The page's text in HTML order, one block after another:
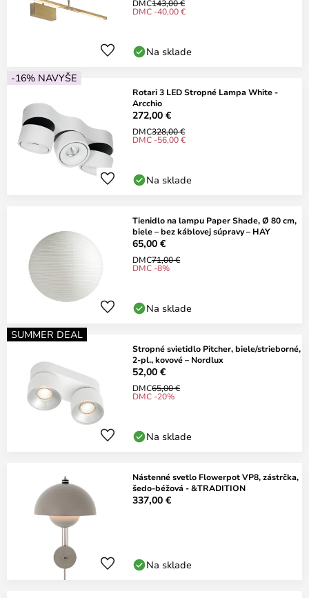
DMC143,00 €
DMC -40,00 €
Na sklade
-16% NAVYŠE
Rotari 3 LED Stropné Lampa White -
Arcchio
272,00 €
DMC328,00 €
DMC -56,00 €
Na sklade
Tienidlo na lampu Paper Shade, Ø 80 cm,
biele – bez káblovej súpravy – HAY
65,00 €
DMC71,00 €
DMC -8%
Na sklade
SUMMER DEAL
Stropné svietidlo Pitcher, biele/strieborné,
2-pl., kovové – Nordlux
52,00 €
DMC65,00 €
DMC -20%
Na sklade
Nástenné svetlo Flowerpot VP8, zástrčka,
šedo-béžová - &TRADITION
337,00 €
Na sklade